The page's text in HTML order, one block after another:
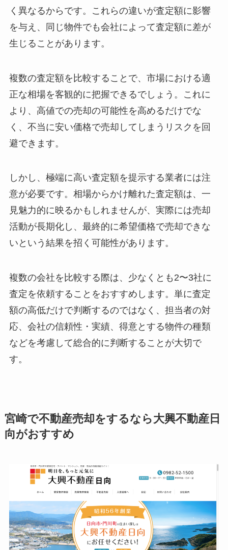
く異なるからです。これらの違いが査定額に影響
を与え、同じ物件でも会社によって査定額に差が
生じることがあります。
複数の査定額を比較することで、市場における適
正な相場を客観的に把握できるでしょう。これに
より、高値での売却の可能性を高めるだけでな
く、不当に安い価格で売却してしまうリスクを回
避できます。
しかし、極端に高い査定額を提示する業者には注
意が必要です。相場からかけ離れた査定額は、一
見魅力的に映るかもしれませんが、実際には売却
活動が長期化し、最終的に希望価格で売却できな
いという結果を招く可能性があります。
複数の会社を比較する際は、少なくとも2〜3社に
査定を依頼することをおすすめします。単に査定
額の高低だけで判断するのではなく、担当者の対
応、会社の信頼性・実績、得意とする物件の種類
などを考慮して総合的に判断することが大切で
す。
宮崎で不動産売却をするなら大興不動産日
向がおすすめ